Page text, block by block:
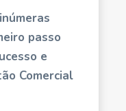
passo
e
Comercial